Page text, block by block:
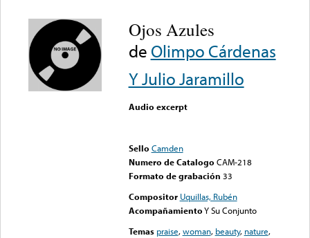
Ojos Azules
de Olimpo Cárdenas
Y Julio Jaramillo
Audio excerpt
Sello Camden
Numero de Catalogo CAM-218
Formato de grabación 33
Compositor Uquillas, Rubén
AcompañamientoY Su Conjunto
Temas praise,woman, beauty, nature,